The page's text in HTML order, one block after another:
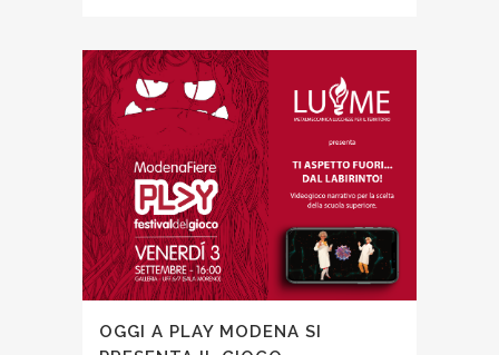
OGGI A PLAY MODENA SI